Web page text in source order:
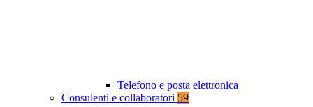
Telefono e posta elettronica
Consulenti e collaboratori 59